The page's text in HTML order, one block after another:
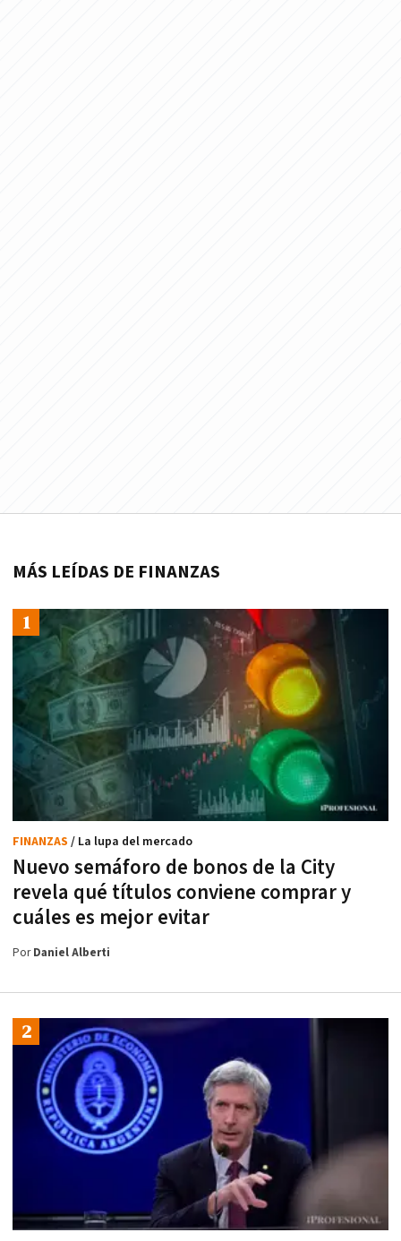
MÁS LEÍDAS DE FINANZAS
Nuevo semáforo de bonos de la City
revela qué títulos conviene comprar y
cuáles es mejor evitar
FINANZAS / La lupa del mercado
PorDaniel Alberti